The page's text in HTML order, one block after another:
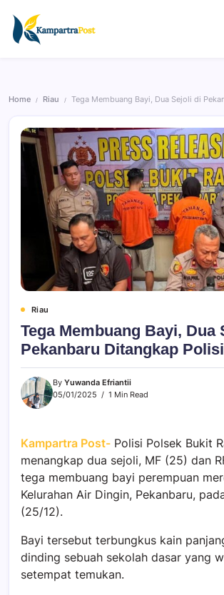
Home / Riau / Tega Membuang Bayi, Dua Sejoli di
Riau
Tega Membuang Bayi, Dua
Pekanbaru Ditangkap Polisi
By Yuwanda Efriantii
05/01/2025
1 Min Read
Kampartra Post- Polisi Polsek Bukit
menangkap dua sejoli, MF (25) dan
tega membuang bayi perempuan
Kelurahan Air Dingin, Pekanbaru,
(25/12).
Bayi tersebut terbungkus kain
dinding sebuah sekolah dasar yang
setempat temukan.